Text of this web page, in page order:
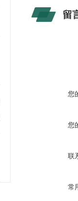
留
您
您
联
常